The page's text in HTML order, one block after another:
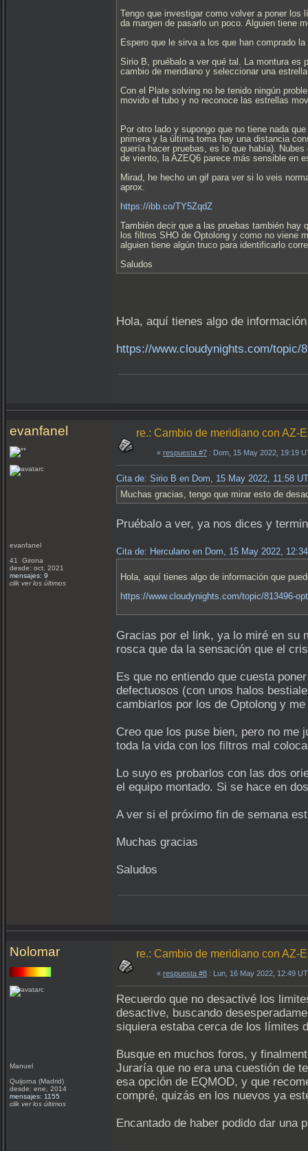
Tengo que investigar como volver a poner
da margen de pasarlo un poco. Alguien tiene
Espero que le sirva a los que han comprado
Sirio B, pruébalo a ver qué tal. La montura es
cambio de meridiano y seleccionar una
Con el Plate solving no he tenido ningún
movido el tubo y no reconoce las estrellas
Por otro lado y supongo que no tiene nada
primera y la última toma hay una distancia
quería hacer pruebas, es lo que había).
de viento, la AZEQ6 parece más sensible en
Mirad, he hecho un gif para ver si lo veis
aprox.
https://ibb.co/TY5ZqdZ
También decir que a las pruebas también
los filtros SHO de Optolong y como no viene
alguien tiene algún truco para identificarlo
Saludos
Hola, aquí tienes algo de
https://www.cloudynights.com/topic/
evanfanel
evanfanel
41 Girona
desde: oct, 2021
mensajes: 9
clik ver los últimos
re.: Cambio de meridiano con AZ-
« respuesta #7 : Dom, 15 May 2022, 19:19
Cita de: Sirio B en Dom, 15 May 2022, 11:58
Muchas gracias, tengo que mirar esto de
Pruébalo a ver, ya nos dices y
Cita de: Herculano en Dom, 15 May 2022,
Hola, aquí tienes algo de información que
https://www.cloudynights.com/topic/813496-
Gracias por el link, ya lo miré en su
rosca que da la sensación que el
Es que no entiendo que cuesta
defectuosos (con unos halos
cambiarlos por los de Optolong y
Creo que los puse bien, pero no me
toda la vida con los filtros mal
Lo suyo es probarlos con las dos
el equipo montado. Si se hace en
A ver si el próximo fin de semana
Muchas gracias
Saludos
Nolomar
Manuel
Quijorna (Madrid)
desde: ene, 2014
mensajes: 1155
clik ver los últimos
re.: Cambio de meridiano con AZ-
« respuesta #8 : Lun, 16 May 2022, 12:49
Recuerdo que no desactivé los
desactive, buscando
siquiera estaba cerca de los límites
Busque en muchos foros, y
Juraría que no era una cuestión de
esa opción de EQMOD, y que
compré, quizás en los nuevos ya
Encantado de haber podido dar una